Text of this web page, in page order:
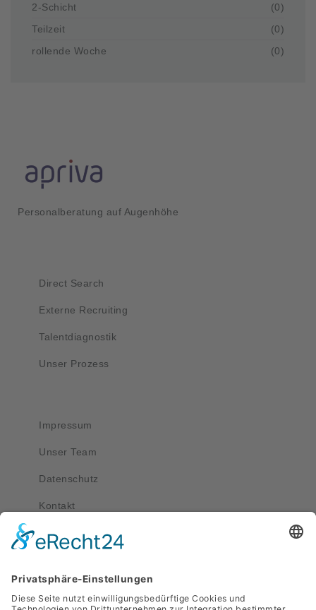
2-Schicht
(0)
Teilzeit
(0)
rollende Woche
(0)
Personalberatung auf Augenhöhe
Direct Search
Externe Recruiting
Talentdiagnostik
Unser Prozess
Impressum
Unser Team
Datenschutz
Kontakt
Kontakt
0351 4189 3330